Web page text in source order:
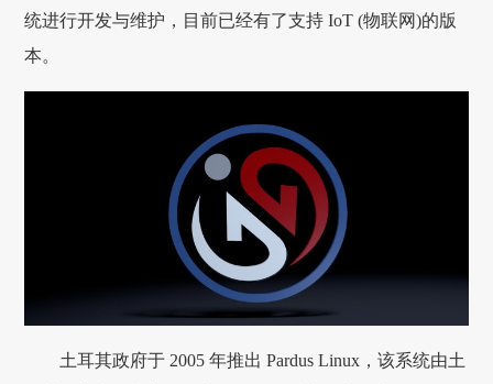
统进行开发与维护，目前已经有了支持 IoT (物联网)的版
本。
土耳其政府于 2005 年推出 Pardus Linux，该系统由土